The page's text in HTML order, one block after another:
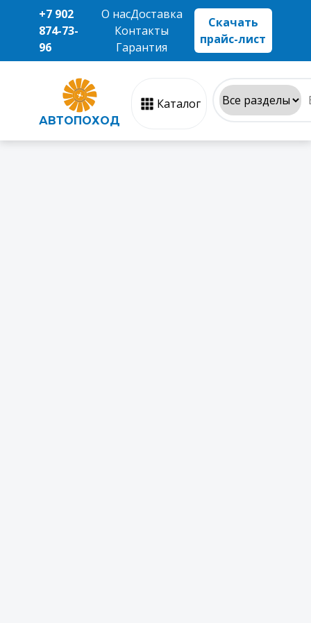
+7 902
874-73-
96
О насДоставка
Контакты
Гарантия
Скачать
прайс-лист
АВТОПОХОД
Каталог